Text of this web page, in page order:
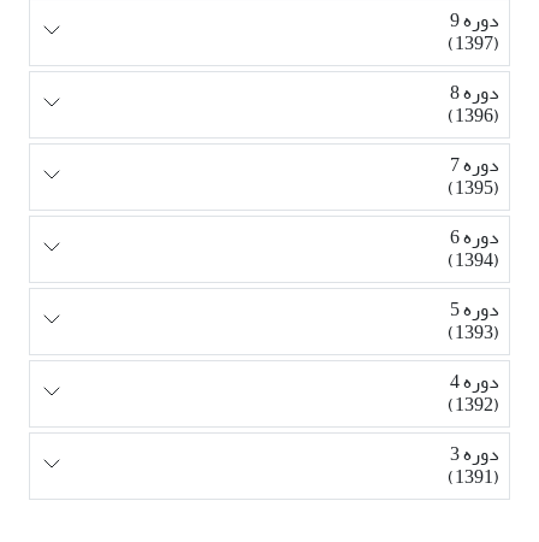
دوره 9
(1397)
دوره 8
(1396)
دوره 7
(1395)
دوره 6
(1394)
دوره 5
(1393)
دوره 4
(1392)
دوره 3
(1391)